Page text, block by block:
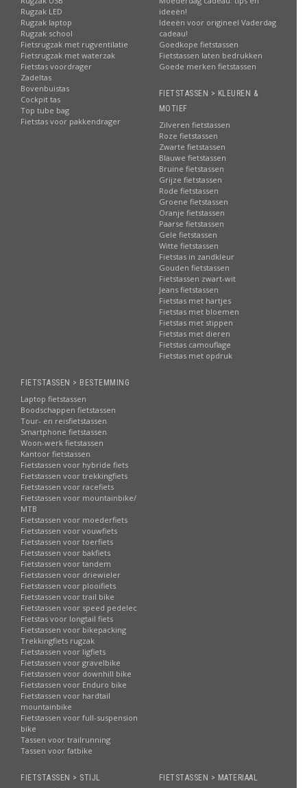
Rugzak LED
Rugzak laptop
Rugzak school
Fietsrugzak met rugventilatie
Fietsrugzak met waterzak
Fietstas voordrager
Zadeltas
Bovenbuistas
Cockpit tas
Top tube bag
Fietstas voor pakkendrager
ideeën!
Ideeën voor origineel Vaderdag
cadeau!
Goedkope fietstassen
Fietstassen laten bedrukken
Goede merken fietstassen
FIETSTASSEN > KLEUREN &
MOTIEF
Zilveren fietstassen
Roze fietstassen
Zwarte fietstassen
Blauwe fietstassen
Bruine fietstassen
Grijze fietstassen
Rode fietstassen
Groene fietstassen
Oranje fietstassen
Paarse fietstassen
Gele fietstassen
Witte fietstassen
Fietstas in zandkleur
Gouden fietstassen
Fietstassen zwart-wit
Jeans fietstassen
Fietstas met hartjes
Fietstas met bloemen
Fietstas met stippen
Fietstas met dieren
Fietstas camouflage
Fietstas met opdruk
FIETSTASSEN > BESTEMMING
Laptop fietstassen
Boodschappen fietstassen
Tour- en reisfietstassen
Smartphone fietstassen
Woon-werk fietstassen
Kantoor fietstassen
Fietstassen voor hybride fiets
Fietstassen voor trekkingfiets
Fietstassen voor racefiets
Fietstassen voor mountainbike/
MTB
Fietstassen voor moederfiets
Fietstassen voor vouwfiets
Fietstassen voor toerfiets
Fietstassen voor bakfiets
Fietstassen voor tandem
Fietstassen voor driewieler
Fietstassen voor plooifiets
Fietstassen voor trail bike
Fietstassen voor speed pedelec
Fietstas voor longtail fiets
Fietstassen voor bikepacking
Trekkingfiets rugzak
Fietstassen voor ligfiets
Fietstassen voor gravelbike
Fietstassen voor downhill bike
Fietstassen voor Enduro bike
Fietstassen voor hardtail
mountainbike
Fietstassen voor full-suspension
bike
Tassen voor trailrunning
Tassen voor fatbike
FIETSTASSEN > STIJL FIETSTASSEN > MATERIAAL